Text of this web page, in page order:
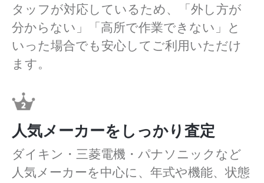
タッフが対応しているため、「外し方が
分からない」「高所で作業できない」と
いった場合でも安心してご利用いただけ
ます。
人気メーカーをしっかり査定
ダイキン・三菱電機・パナソニックなど
人気メーカーを中心に、年式や機能、状態